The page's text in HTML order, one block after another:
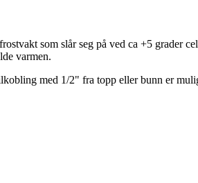
som slår seg på ved ca +5 grader
varmen.
med 1/2" fra topp eller bunn er